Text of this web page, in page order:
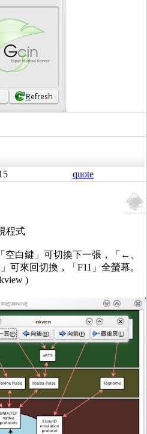
quote
程式
空白鍵」可切換下一張，「←、
可來回切換，「F11」全螢幕。
)